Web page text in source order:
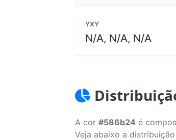
YXY
N/A, N/A, N/A
A cor #586b24 é
Veja abaixo a